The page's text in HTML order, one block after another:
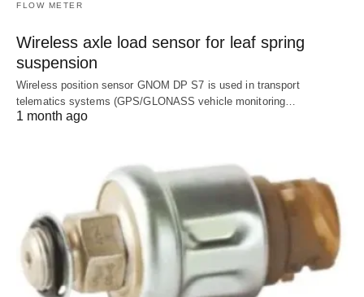
FLOW METER
Wireless axle load sensor for leaf spring
suspension
Wireless position sensor GNOM DP S7 is used in transport
telematics systems (GPS/GLONASS vehicle monitoring…
1 month ago